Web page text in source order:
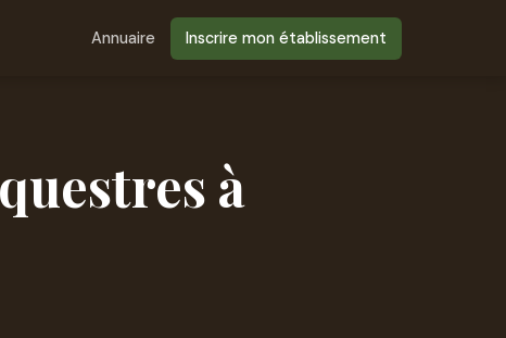
Annuaire Inscrire mon établissement
à